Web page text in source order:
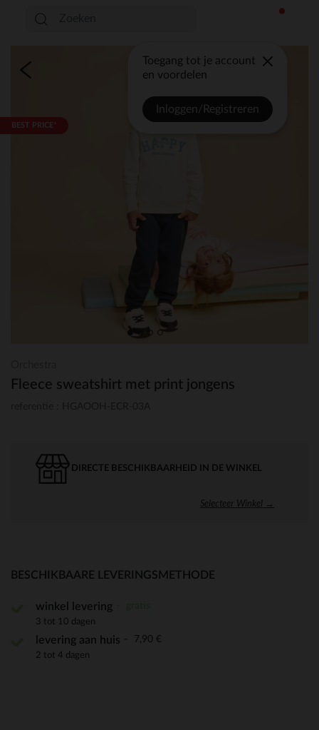
Toegang tot je account
en voordelen
Inloggen/Registreren
BEST PRICE*
Fleece sweatshirt met print jongens
DIRECTE BESCHIKBAARHEID IN DE WINKEL
Selecteer Winkel →
BESCHIKBAARE LEVERINGSMETHODE
winkel levering
3 tot 10 dagen
levering aan huis 7,90 €
2 tot 4 dagen